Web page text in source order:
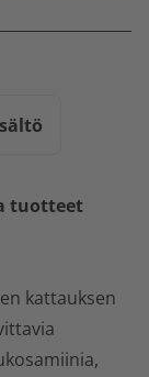
tuotteet
kattauksen